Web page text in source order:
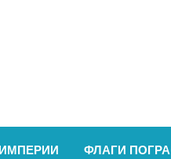
ФЛАГИ